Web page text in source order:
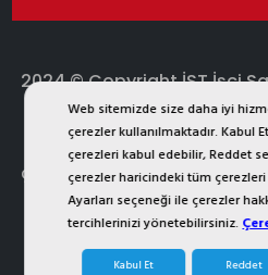
Web sitemizde size daha iyi
çerezler kullanılmaktadır. Kabul
çerezleri kabul edebilir, Reddet
çerezler haricindeki tüm
Ayarları seçeneği ile çerezler
tercihlerinizi yönetebilirsiniz.
Kabul Et Reddet
2024 © Copyright İST İşçi
Ltd.
ist.com.tr internet sitesinde
çizim, animasyon ve diğer
kopyalanması ya da